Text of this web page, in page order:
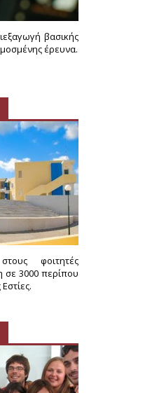
βασικής
έρευνα.
φοιτητές
σε 3000 περίπου